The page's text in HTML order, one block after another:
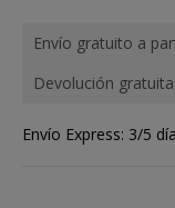
Envío gratuito a
Devolución
Envío Express: 3/5